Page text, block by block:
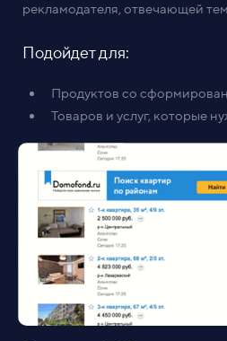
рекламодателя, отвечающей
Подойдет для:
Продуктов со
Товаров и услуг, которые